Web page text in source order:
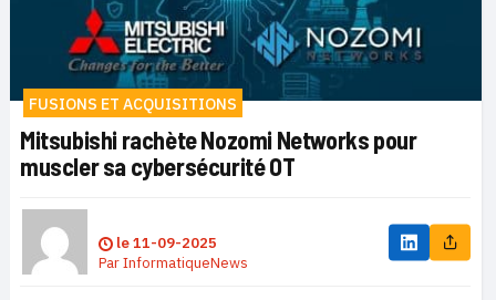
FUSIONS ET ACQUISITIONS
Mitsubishi rachète Nozomi Networks pour
muscler sa cybersécurité OT
le11-09-2025
ParInformatiqueNews